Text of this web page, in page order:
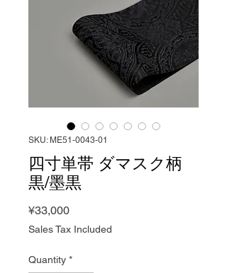
SKU: ME51-0043-01
四寸単帯 ダマスク柄
黒/墨黒
¥33,000Price
Sales Tax Included
Quantity *